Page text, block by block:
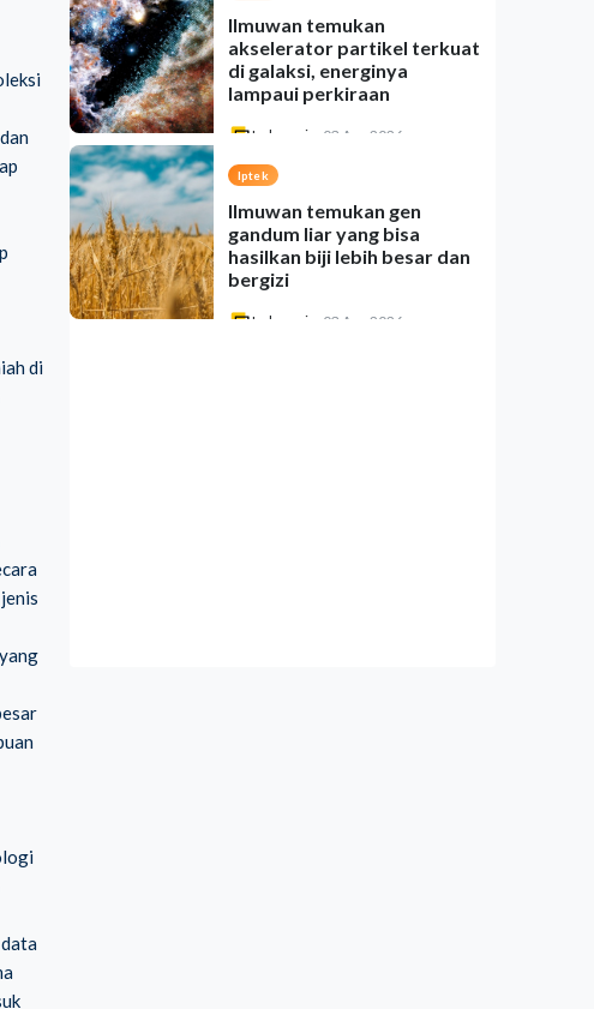
di
Ilmuwan temukan
akselerator partikel terkuat
di galaksi, energinya
lampaui perkiraan
Indonesia 03 Aug 2026
Iptek
Ilmuwan temukan gen
gandum liar yang bisa
hasilkan biji lebih besar dan
bergizi
Indonesia 03 Aug 2026